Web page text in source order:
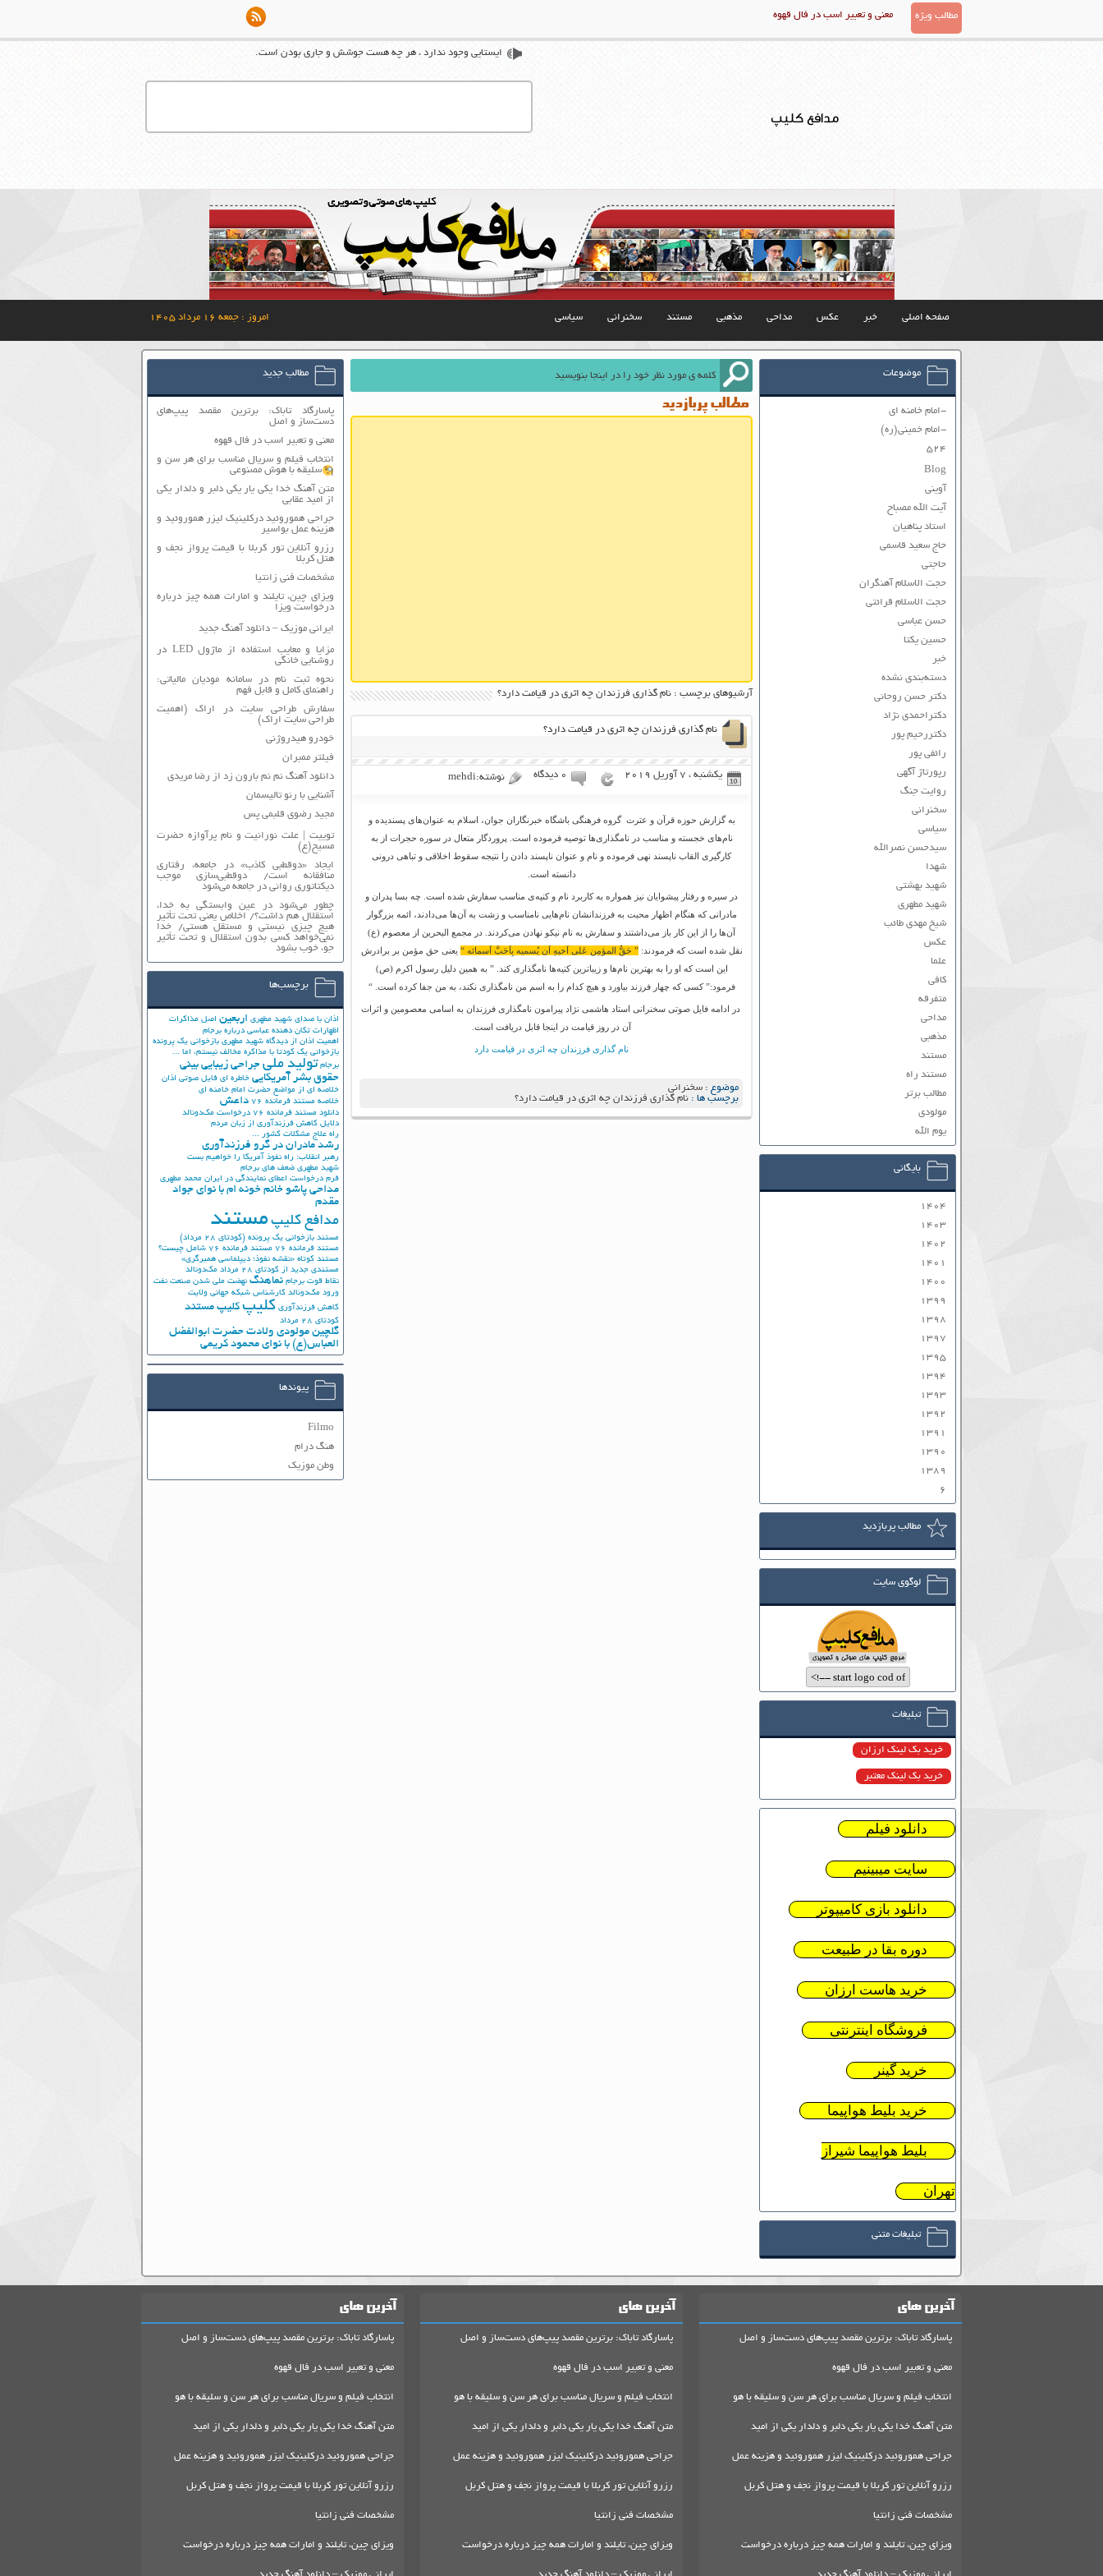
مطالب ویژه معنی و تعبیر اسب در فال قهوه
مدافع کلیپ
ایستایی وجود ندارد ، هر چه هست جوشش و جاری بودن است.
صفحه اصلی خبر عکس مداحی مذهبی مستند سخنرانی سیاسی امروز : جمعه ۱۶ مرداد ۱۴۰۵
مطالب پربازدید
آرشیوهای برچسب : نام گذاری فرزندان چه اثری در قیامت دارد؟
نام گذاری فرزندان چه اثری در قیامت دارد؟
یکشنبه ، 7 آوریل 2019 ۰ دیدگاه نوشته:mehdi
به گزارش حوزه قرآن و عترت گروه فرهنگی باشگاه خبرنگاران جوان، اسلام به عنوان‌های پسندیده و
نام‌های خجسته و مناسب در نامگذاری‌ها توصیه فرموده است. پروردگار متعال در سوره حجرات از به
کارگیری القاب ناپسند نهی فرموده و نام و عنوان ناپسند دادن را نتیجه سقوط اخلاقی و تباهی درونی
دانسته است.
در سیره و رفتار پیشوایان نیز همواره به کاربرد نام و کنیه‌ی مناسب سفارش شده است. چه بسا پدران و
مادرانی که هنگام اظهار محبت به فرزندانشان نام‌هایی نامناسب و زشت به آن‌ها می‌دادند، ائمه بزرگوار
آن‌ها را از این کار باز می‌داشتند و سفارش به نام نیکو نهادن می‌کردند. در مجمع البحرین از معصوم (ع)
نقل شده است که فرمودند:” حَقُّ المؤمِن عَلی اَخیهِ اَن یُسمیه بِاَحَبَّ اَسمائه “ یعنی حق مؤمن بر برادرش
این است که او را به بهترین نام‌ها و زیباترین کنیه‌ها نامگذاری کند. ” به همین دلیل رسول اکرم (ص)
فرمود:” کسی که چهار فرزند بیاورد و هیچ کدام را به اسم من نامگذاری نکند، به من جفا کرده است. “
در ادامه فایل صوتی سخنرانی استاد هاشمی نژاد پیرامون نامگذاری فرزندان به اسامی معصومین و اثرات
آن در روز قیامت در اینجا قابل دریافت است.
نام گذاری فرزندان چه اثری در قیامت دارد
موضوع : سخنرانی
برچسب ها : نام گذاری فرزندان چه اثری در قیامت دارد؟
موضوعات
-امام خامنه ای
-امام خمینی(ره)
۵۲۴
Blog
آوینی
آیت الله مصباح
استاد پناهیان
حاج سعید قاسمی
حاجتی
حجت الاسلام آهنگران
حجت الاسلام قرائتی
حسن عباسی
حسین یکتا
خبر
دسته‌بندی نشده
دکتر حسن روحانی
دکتراحمدی نژاد
دکتررحیم پور
رائفی پور
رپورتاژ آگهی
روایت جنگ
سخنرانی
سیاسی
سیدحسن نصرالله
شهدا
شهید بهشتی
شهید مطهری
شیخ مهدی طائب
عکس
علما
کافی
متفرقه
مداحی
مذهبی
مستند
مستند راه
مطالب برتر
مولودی
یوم الله
بایگانی
۱۴۰۴
۱۴۰۳
۱۴۰۲
۱۴۰۱
۱۴۰۰
۱۳۹۹
۱۳۹۸
۱۳۹۷
۱۳۹۵
۱۳۹۴
۱۳۹۳
۱۳۹۲
۱۳۹۱
۱۳۹۰
۱۳۸۹
۶
مطالب پربازدید
لوگوی سایت
تبلیغات
خرید بک لینک ارزان
خرید بک لینک معتبر
دانلود فیلم
سایت میبینیم
دانلود بازی کامیپوتر
دوره بقا در طبیعت
خرید هاست ارزان
فروشگاه اینترنتی
خرید گینر
خرید بلیط هواپیما
بلیط هواپیما شیراز
تهران
تبلیغات متنی
مطالب جدید
پاسارگاد تاباک: برترین مقصد پیپ‌های
دست‌ساز و اصل
معنی و تعبیر اسب در فال قهوه
انتخاب فیلم و سریال مناسب برای هر سن و
سلیقه با هوش مصنوعی
متن آهنگ خدا یکی یار یکی دلبر و دلدار یکی
از امید عقابی
جراحی هموروئید درکلینیک لیزر هموروئید و
هزینه عمل بواسیر
رزرو آنلاین تور کربلا با قیمت پرواز نجف و
هتل کربلا
مشخصات فنی زانتیا
ویزای چین، تایلند و امارات همه چیز درباره
درخواست ویزا
ایرانی موزیک – دانلود آهنگ جدید
مزایا و معایب استفاده از ماژول LED در
روشنایی خانگی
نحوه ثبت نام در سامانه مودیان مالیاتی:
راهنمای کامل و قابل فهم
سفارش طراحی سایت در اراک (اهمیت
طراحی سایت اراک)
خودرو هیدروژنی
فیلتر ممبران
دانلود آهنگ نم نم بارون زد از رضا مریدی
آشنایی با رنو تالیسمان
مجید رضوی قلبمی پس
توییت | علت نورانیت و نام پرآوازه حضرت
مسیح(ع)
ایجاد «دوقطبی کاذب» در جامعه، رفتاری
منافقانه است/ دوقطبی‌سازی موجب
دیکتاتوری روانی در جامعه می‌شود
چطور می‌شود در عین وابستگی به خدا،
استقلال هم داشت؟/ اخلاص یعنی تحت تأثیر
هیچ چیزی نیستی و مستقل هستی/ خدا
نمی‌خواهد کسی بدون استقلال و تحت تأثیر
جوّ، خوب بشود
برچسب‌ها
اذان با صدای شهید مطهری اربعین اصل مذاکرات
اظهارات تکان دهنده عباسی درباره برجام
اهمیت اذان از دیدگاه شهید مطهری بازخوانی یک پرونده
بازخوانی یک کودتا با مذاکره مخالف نیستم، اما ...
برجام تولید ملی جراحی زیبایی بینی
حقوق بشر آمریکایی خاطره ای فایل صوتی اذان
خلاصه ای از مواضع حضرت امام خامنه ای
خلاصه مستند فرمانده 76
داعش
دانلود مستند فرمانده 76
درخواست مک‌دونالد
دلایل کاهش فرزندآوری از زبان مردم
راه علاج مشکلات کشور ...
رشد مادران در گرو فرزندآوری
رهبر انقلاب: راه نفوذ آمریکا را خواهیم بست
شهید مطهری ضعف های برجام
فرم درخواست اعطای نمایندگی در ایران محمد مطهری
مداحی پاشو خانم خونه ام با نوای جواد
مقدم
مدافع کلیپ مستند
مستند بازخوانی یک پرونده (کودتای 28 مرداد)
مستند فرمانده 76
مستند فرمانده 76 شامل چیست؟
مستند کوتاه «نقشه نفوذ؛ دیپلماسی همبرگری»
مستندی جدید از کودتای 28 مرداد
مک‌دونالد
نقاط قوت برجام نماهنگ نهضت ملي شدن صنعت نفت
ورود مک‌دونالد کارشناس شبکه جهانی ولایت
کاهش فرزندآوری کلیپ کلیپ مستند
کودتای 28 مرداد
گلچین مولودی ولادت حضرت ابوالفضل
العباس(ع) با نوای محمود کریمی
پیوندها
Filmo
هنگ درام
وطن موزیک
آخرین های
پاسارگاد تاباک: برترین مقصد پیپ‌های دست‌ساز و اصل
معنی و تعبیر اسب در فال قهوه
انتخاب فیلم و سریال مناسب برای هر سن و سلیقه با هو
متن آهنگ خدا یکی یار یکی دلبر و دلدار یکی از امید
جراحی هموروئید درکلینیک لیزر هموروئید و هزینه عمل
رزرو آنلاین تور کربلا با قیمت پرواز نجف و هتل کربل
مشخصات فنی زانتیا
ویزای چین، تایلند و امارات همه چیز درباره درخواست
آخرین های
پاسارگاد تاباک: برترین مقصد پیپ‌های دست‌ساز و اصل
معنی و تعبیر اسب در فال قهوه
انتخاب فیلم و سریال مناسب برای هر سن و سلیقه با هو
متن آهنگ خدا یکی یار یکی دلبر و دلدار یکی از امید
جراحی هموروئید درکلینیک لیزر هموروئید و هزینه عمل
رزرو آنلاین تور کربلا با قیمت پرواز نجف و هتل کربل
مشخصات فنی زانتیا
ویزای چین، تایلند و امارات همه چیز درباره درخواست
آخرین های
پاسارگاد تاباک: برترین مقصد پیپ‌های دست‌ساز و اصل
معنی و تعبیر اسب در فال قهوه
انتخاب فیلم و سریال مناسب برای هر سن و سلیقه با هو
متن آهنگ خدا یکی یار یکی دلبر و دلدار یکی از امید
جراحی هموروئید درکلینیک لیزر هموروئید و هزینه عمل
رزرو آنلاین تور کربلا با قیمت پرواز نجف و هتل کربل
مشخصات فنی زانتیا
ویزای چین، تایلند و امارات همه چیز درباره درخواست